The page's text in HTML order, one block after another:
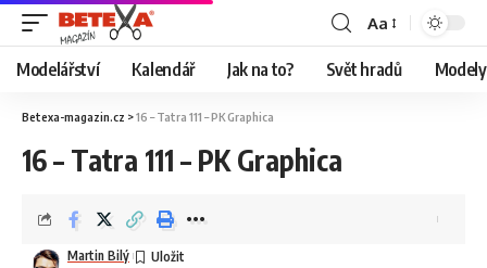
Aa
Modelářství Kalendář Jak na to? Svět hradů
Betexa-magazin.cz >16 – Tatra 111 – PK Graphica
16 – Tatra 111 – PK Graphica
Martin Bilý